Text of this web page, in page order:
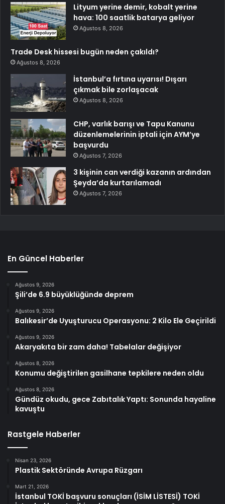
Lityum yerine demir, kobalt yerine
hava: 100 saatlik batarya geliyor
Ağustos 8, 2026
Trade Desk hissesi bugün neden çakıldı?
Ağustos 8, 2026
İstanbul’a fırtına uyarısı! Dışarı
çıkmak bile zorlaşacak
Ağustos 8, 2026
CHP, varlık barışı ve Tapu Kanunu
düzenlemelerinin iptali için AYM’ye
başvurdu
Ağustos 7, 2026
3 kişinin can verdiği kazanın ardından
Şeyda’da kurtarılamadı
Ağustos 7, 2026
En Güncel Haberler
Ağustos 9, 2026
Şili’de 6.9 büyüklüğünde deprem
Ağustos 9, 2026
Balıkesir’de Uyuşturucu Operasyonu: 2 Kilo Ele Geçirildi
Ağustos 9, 2026
Akaryakıta bir zam daha! Tabelalar değişiyor
Ağustos 8, 2026
Konumu değiştirilen gasilhane tepkilere neden oldu
Ağustos 8, 2026
Gündüz okudu, gece Zabıtalık Yaptı: Sonunda hayaline
kavuştu
Rastgele Haberler
Nisan 23, 2026
Plastik Sektöründe Avrupa Rüzgarı
Mart 21, 2026
İstanbul TOKİ başvuru sonuçları (İSİM LİSTESİ) TOKİ